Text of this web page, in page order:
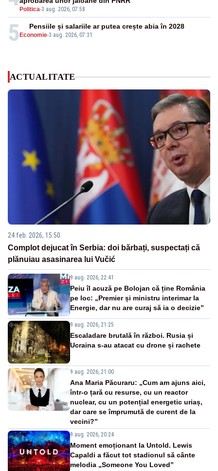
Politica-3 aug. 2026, 07:58
5 Economie-3 aug. 2026, 07:31
Pensiile și salariile ar putea crește abia în 2028
ACTUALITATE
24 feb. 2026, 15:50
Complot dejucat în Serbia: doi bărbați, suspectați că
plănuiau asasinarea lui Vučić
9 aug. 2026, 22:41
Peiu îl acuză pe Bolojan că ține România
pe loc: „Premier și ministru interimar la
Energie, dar nu are curaj să ia o decizie”
9 aug. 2026, 21:25
Escaladare brutală în război. Rusia și
Ucraina s-au atacat cu drone și rachete
9 aug. 2026, 21:00
Ana Maria Păcuraru: „Cum am ajuns aici,
într-o țară cu resurse, cu un reactor
nuclear, cu un potențial energetic uriaș,
dar care se împrumută de curent de la
vecini?”
9 aug. 2026, 20:24
Moment emoționant la Untold. Lewis
Capaldi a făcut tot stadionul să cânte
melodia „Someone You Loved”